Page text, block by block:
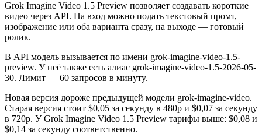
Grok Imagine Video 1.5 Preview позволяет создавать короткие
видео через API. На вход можно подать текстовый промт,
изображение или оба варианта сразу, на выходе — готовый
ролик.
В API модель вызывается по имени grok-imagine-video-1.5-
preview. У неё также есть алиас grok-imagine-video-1.5-2026-05-
30. Лимит — 60 запросов в минуту.
Новая версия дороже предыдущей модели grok-imagine-video.
Старая версия стоит $0,05 за секунду в 480p и $0,07 за секунду
в 720p. У Grok Imagine Video 1.5 Preview тарифы выше: $0,08 и
$0,14 за секунду соответственно.